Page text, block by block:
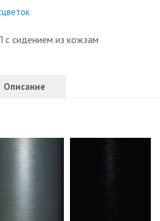
сидением из кожзам
Описание